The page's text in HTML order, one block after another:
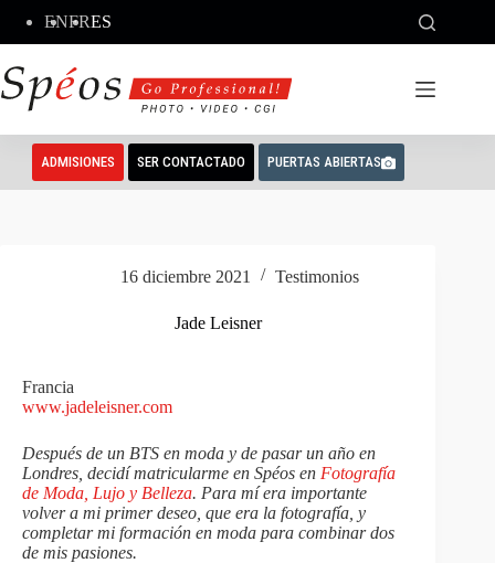
contenido
ENFRES
ADMISIONES SER CONTACTADO PUERTAS ABIERTAS
16 diciembre 2021 Testimonios
Jade Leisner
Francia
www.jadeleisner.com
Después de un BTS en moda y de pasar un año en
Londres, decidí matricularme en Spéos en Fotografía
de Moda, Lujo y Belleza. Para mí era importante
volver a mi primer deseo, que era la fotografía, y
completar mi formación en moda para combinar dos
de mis pasiones.